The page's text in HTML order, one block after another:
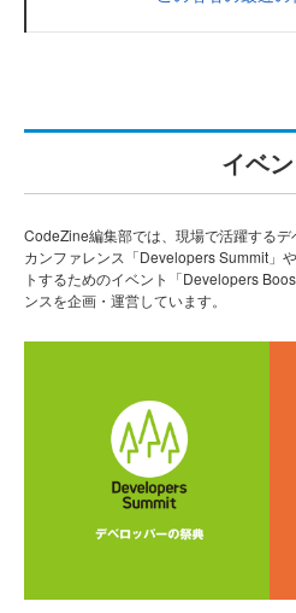
イベ
CodeZine編集部では、現場で活躍する
カンファレンス「Developers Summit」
トするためのイベント「Developers
ンスを企画・運営しています。